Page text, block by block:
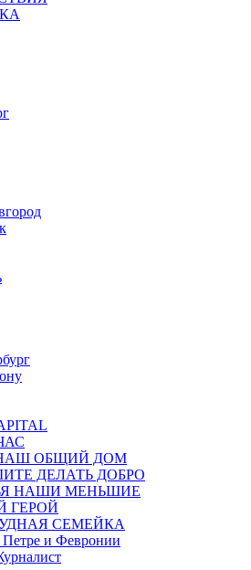
ОБЩИЙ ДОМ
ДЕЛАТЬ ДОБРО
НАШИ МЕНЬШИЕ
ГЕРОЙ
СЕМЕЙКА
Петре и Февронии